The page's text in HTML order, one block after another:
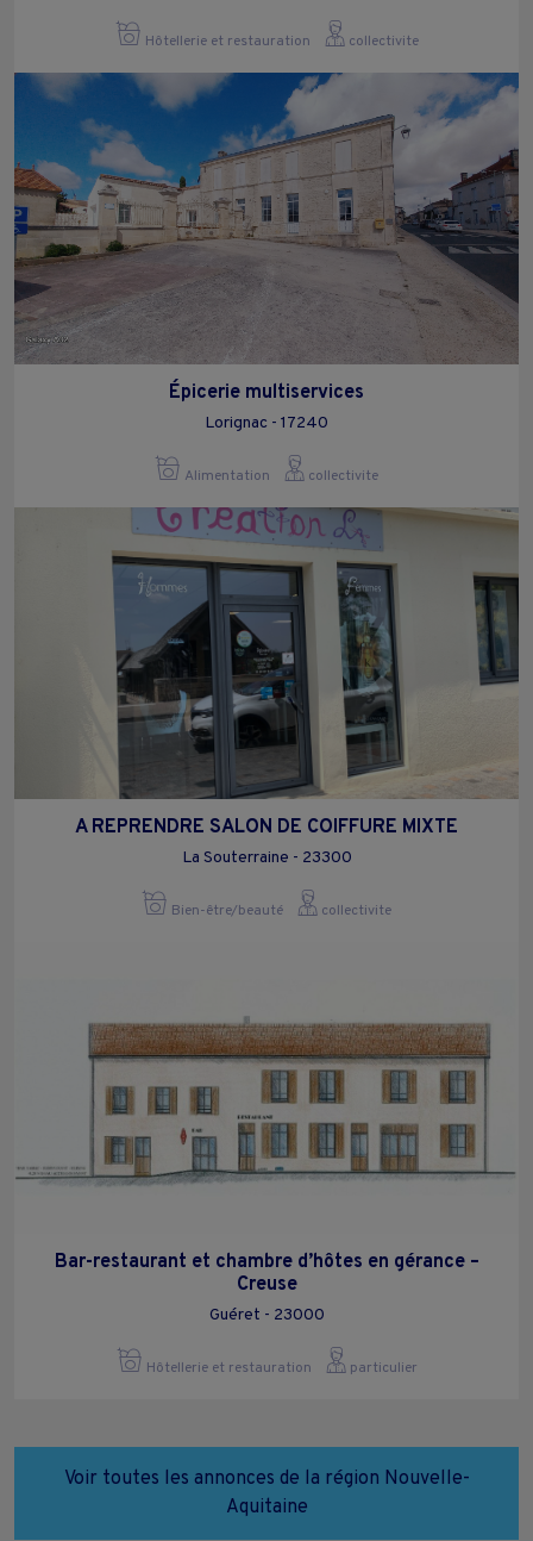
Hôtellerie et restauration collectivite
Épicerie multiservices
Lorignac - 17240
Alimentation collectivite
A REPRENDRE SALON DE COIFFURE MIXTE
La Souterraine - 23300
Bien-être/beauté collectivite
Bar-restaurant et chambre d’hôtes en gérance –
Creuse
Guéret - 23000
Hôtellerie et restauration particulier
Voir toutes les annonces de la région Nouvelle-
Aquitaine